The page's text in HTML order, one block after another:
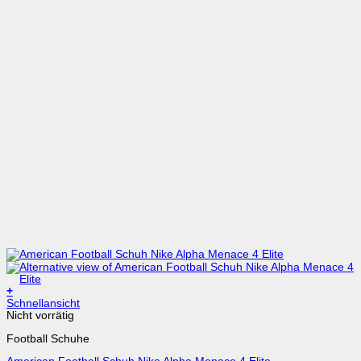
+
Dieses
Produkt
mehrere
Schnellansicht
Nicht vorrätig
Football Schuhe